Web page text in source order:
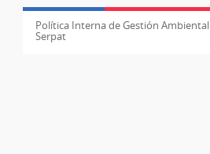
Política Interna de Gestión Ambiental
Serpat